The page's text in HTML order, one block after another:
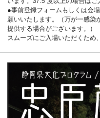
●事前登録フォームもしくは会
願いいたします。（万が一感染
提供する場合がございます。）
スムーズにご入場いただくため